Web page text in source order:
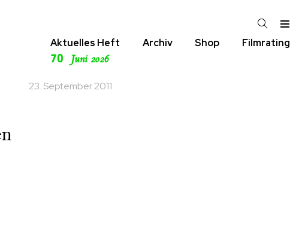
Aktuelles Heft
70 Juni 2026
Archiv Shop Filmrating
23. September 2011